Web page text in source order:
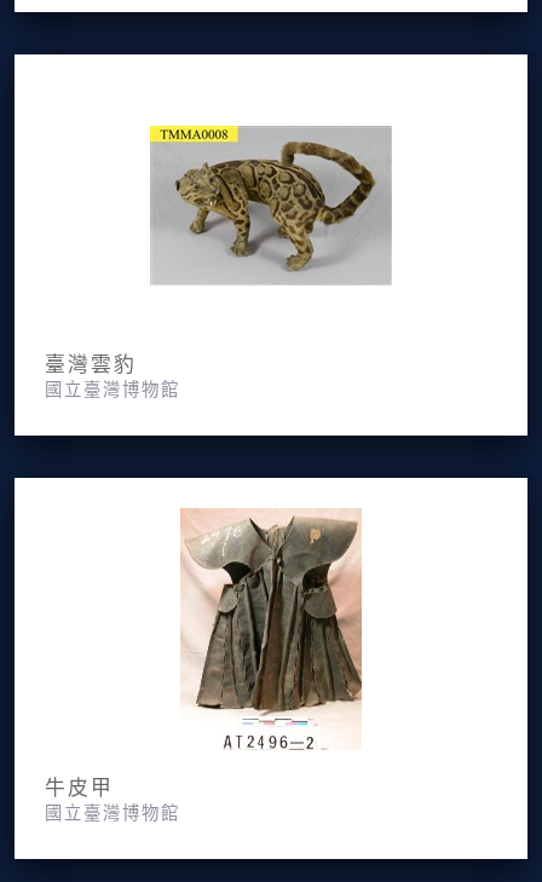
臺灣雲豹
國立臺灣博物館
牛皮甲
國立臺灣博物館